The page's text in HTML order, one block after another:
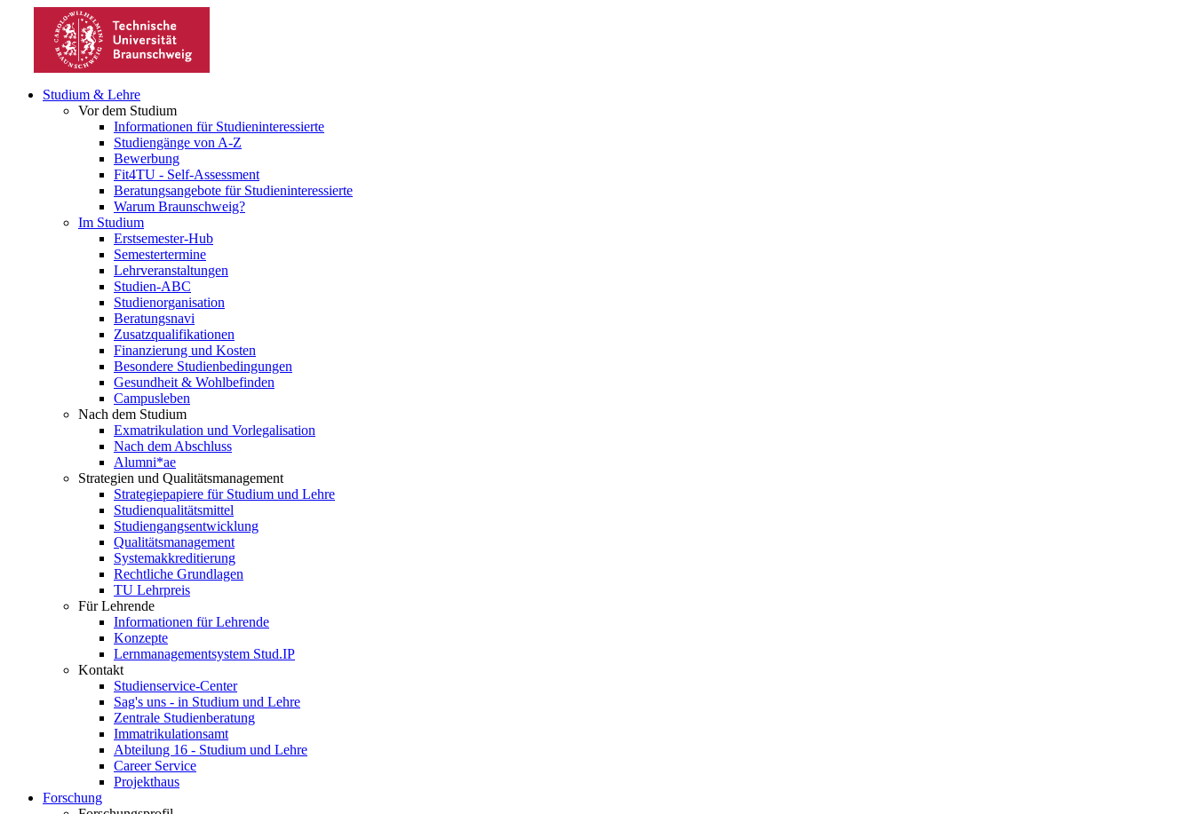
Studium & Lehre
Vor dem Studium
Informationen für Studieninteressierte
Studiengänge von A-Z
Bewerbung
Fit4TU - Self-Assessment
Beratungsangebote für Studieninteressierte
Warum Braunschweig?
Im Studium
Erstsemester-Hub
Semestertermine
Lehrveranstaltungen
Studien-ABC
Studienorganisation
Beratungsnavi
Zusatzqualifikationen
Finanzierung und Kosten
Besondere Studienbedingungen
Gesundheit & Wohlbefinden
Campusleben
Nach dem Studium
Exmatrikulation und Vorlegalisation
Nach dem Abschluss
Alumni*ae
Strategien und Qualitätsmanagement
Strategiepapiere für Studium und Lehre
Studienqualitätsmittel
Studiengangsentwicklung
Qualitätsmanagement
Systemakkreditierung
Rechtliche Grundlagen
TU Lehrpreis
Für Lehrende
Informationen für Lehrende
Konzepte
Lernmanagementsystem Stud.IP
Kontakt
Studienservice-Center
Sag's uns - in Studium und Lehre
Zentrale Studienberatung
Immatrikulationsamt
Abteilung 16 - Studium und Lehre
Career Service
Projekthaus
Forschung